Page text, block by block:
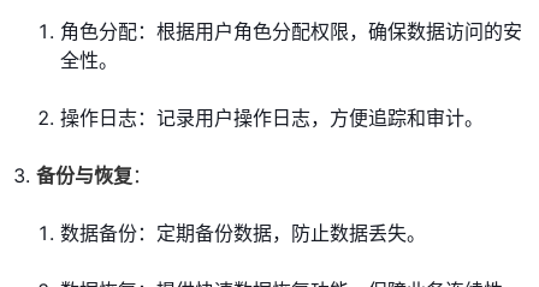
角色分配：根据用户角色分配权限，确保数据访问的安
全性。
操作日志：记录用户操作日志，方便追踪和审计。
备份与恢复 ：
数据备份：定期备份数据，防止数据丢失。